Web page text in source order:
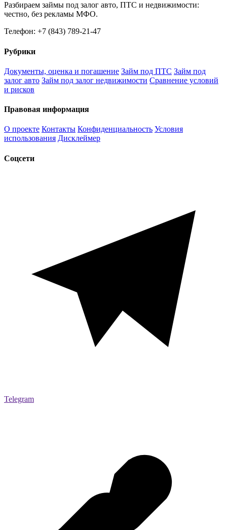
Разбираем займы под залог авто, ПТС и недвижимости:
честно, без рекламы МФО.
Телефон: +7 (843) 789-21-47
Рубрики
Документы, оценка и погашение Займ под ПТС Займ под
залог авто Займ под залог недвижимости Сравнение условий
и рисков
Правовая информация
О проекте Контакты Конфиденциальность Условия
использования Дисклеймер
Соцсети
Telegram